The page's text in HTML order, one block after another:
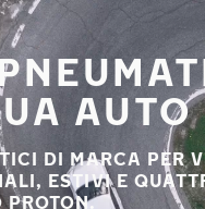
AUTO
DI MARCA PER
ESTIVI E
PROTON.